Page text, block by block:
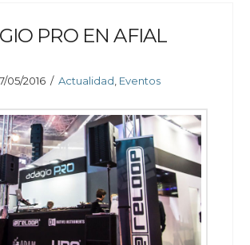
PRO EN AFIAL
05/2016 Actualidad Eventos